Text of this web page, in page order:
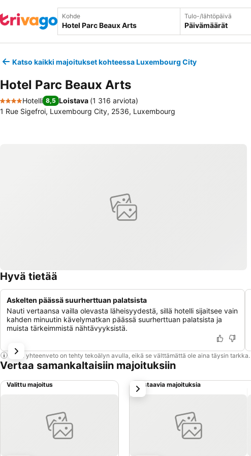
Kohde Tulo-/lähtöpäivä
Päivämäärät
Katso kaikki majoitukset kohteessa Luxembourg City
Hotel Parc Beaux Arts
4 Tähtiluokitus
Hotelli 8,5 Loistava (1 316 arviota)
1 Rue Sigefroi, Luxembourg City, 2536, Luxembourg
Hyvä tietää
Askelten päässä suurherttuan palatsista
Nauti vertaansa vailla olevasta läheisyydestä, sillä hotelli sijaitsee vain
kahden minuutin kävelymatkan päässä suurherttuan palatsista ja
muista tärkeimmistä nähtävyyksistä.
Tämä yhteenveto on tehty tekoälyn avulla, eikä se välttämättä ole aina täysin tarkka.
Vertaa samankaltaisiin majoituksiin
Valittu majoitus Vastaavia majoituksia
seuraava